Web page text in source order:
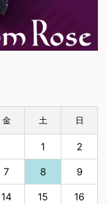
金 土 日
1 2
7 8 9
14 15 16